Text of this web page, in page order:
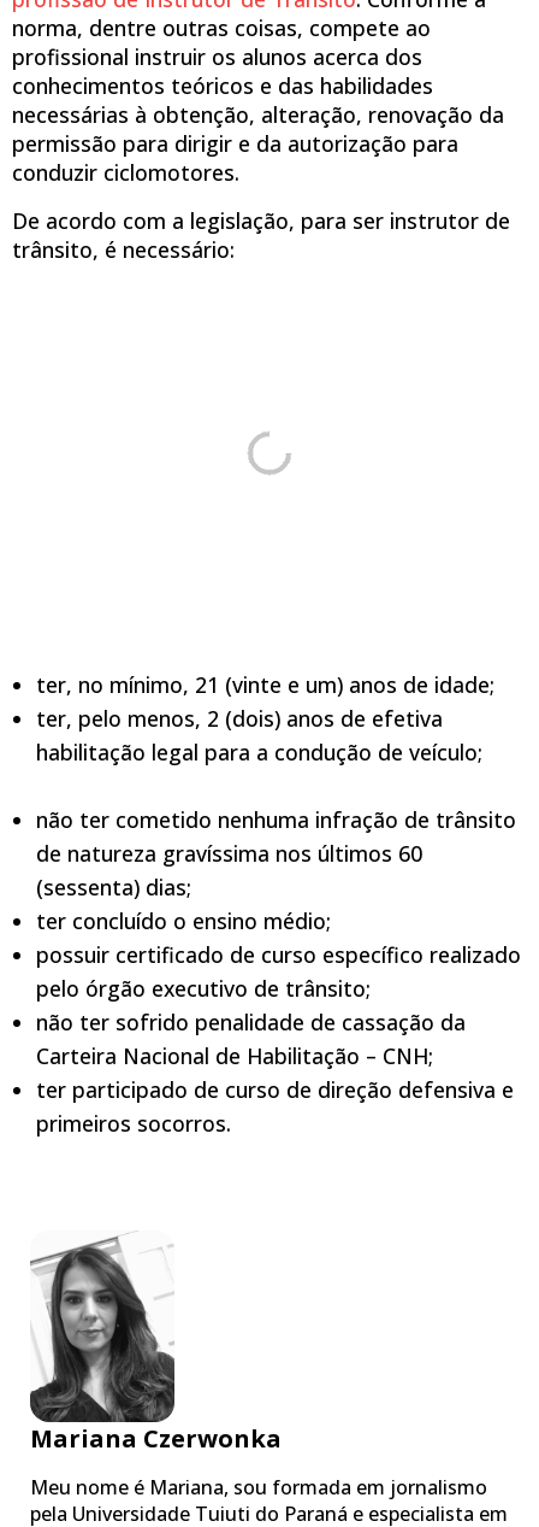
norma, dentre outras coisas, compete ao
profissional instruir os alunos acerca dos
conhecimentos teóricos e das habilidades
necessárias à obtenção, alteração, renovação da
permissão para dirigir e da autorização para
conduzir ciclomotores.
De acordo com a legislação, para ser instrutor de
trânsito, é necessário:
ter, no mínimo, 21 (vinte e um) anos de idade;
ter, pelo menos, 2 (dois) anos de efetiva
habilitação legal para a condução de veículo;
não ter cometido nenhuma infração de trânsito
de natureza gravíssima nos últimos 60
(sessenta) dias;
ter concluído o ensino médio;
possuir certificado de curso específico realizado
pelo órgão executivo de trânsito;
não ter sofrido penalidade de cassação da
Carteira Nacional de Habilitação – CNH;
ter participado de curso de direção defensiva e
primeiros socorros.
Mariana Czerwonka
Meu nome é Mariana, sou formada em jornalismo
pela Universidade Tuiuti do Paraná e especialista em